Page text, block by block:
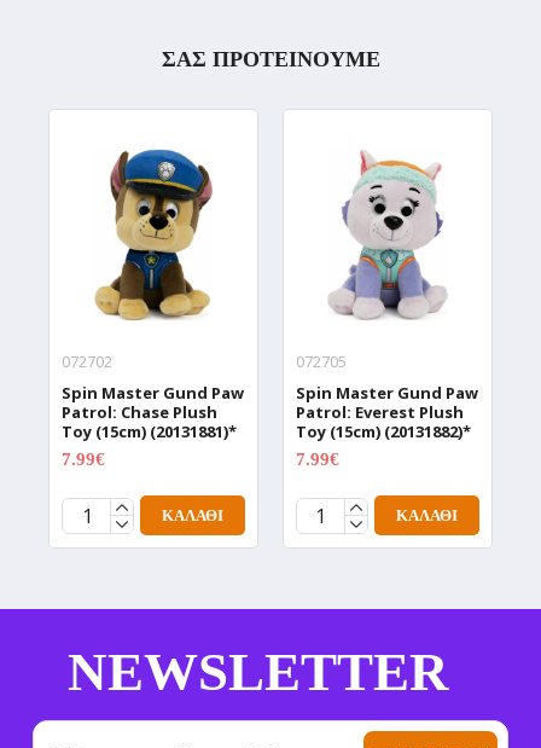
ΣΑΣ ΠΡΟΤΕΙΝΟΥΜΕ
072702
Spin Master Gund Paw
Patrol: Chase Plush
Toy (15cm) (20131881)*
7.99€
ΚΑΛΆΘΙ
072705
Spin Master Gund Paw
Patrol: Everest Plush
Toy (15cm) (20131882)*
7.99€
ΚΑΛΆΘΙ
NEWSLETTER